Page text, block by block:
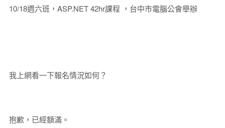
10/18週六班，ASP.NET 42hr課程 ，台中市電腦公會舉辦
我上網看一下報名情況如何？
抱歉，已經額滿。